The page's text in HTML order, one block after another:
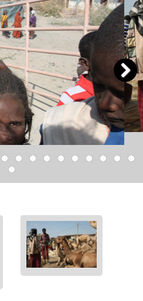
Next